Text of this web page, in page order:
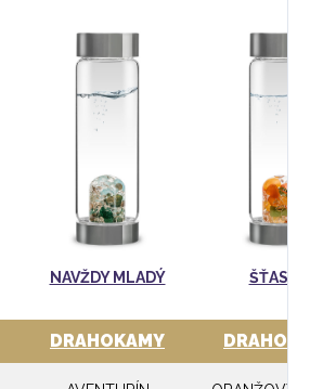
NAVŽDY MLADÝ
DRAHOKAMY